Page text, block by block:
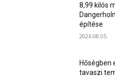
8,99 kilós
építése
2026.08.05.
Hőségben
tavaszi